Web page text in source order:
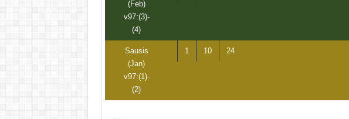
(Feb)
v97:(3)-
(4)
Sausis
(Jan)
v97:(1)-
(2)
1 10 24